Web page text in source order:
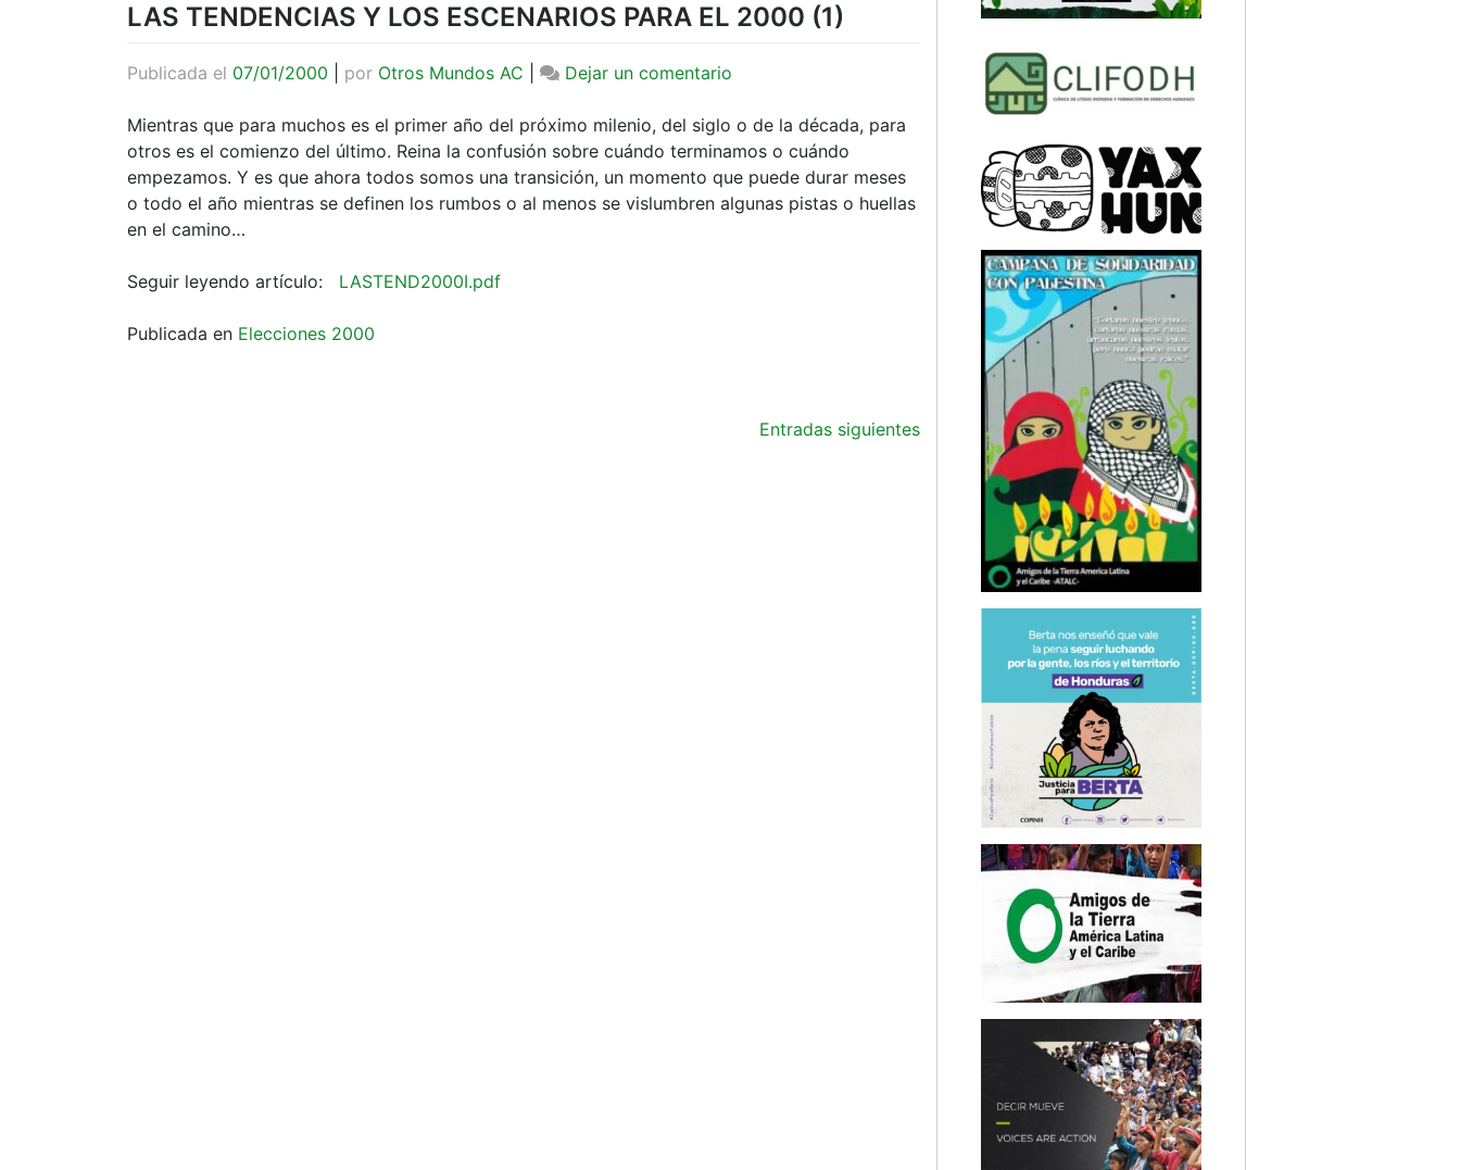
MILITARES
LAS TENDENCIAS Y LOS ESCENARIOS PARA EL 2000 (1)
Publicada el 07/01/2000 por Otros Mundos AC Dejar un comentario
TENDENCIAS
Y
LOS
ESCENARIOS
Mientras que para muchos es el primer año del próximo milenio, del siglo o de la década, para
otros es el comienzo del último. Reina la confusión sobre cuándo terminamos o cuándo
empezamos. Y es que ahora todos somos una transición, un momento que puede durar meses
o todo el año mientras se definen los rumbos o al menos se vislumbren algunas pistas o huellas
en el camino…
Seguir leyendo artículo: LASTEND2000I.pdf
Publicada en Elecciones 2000
Entradas siguientes